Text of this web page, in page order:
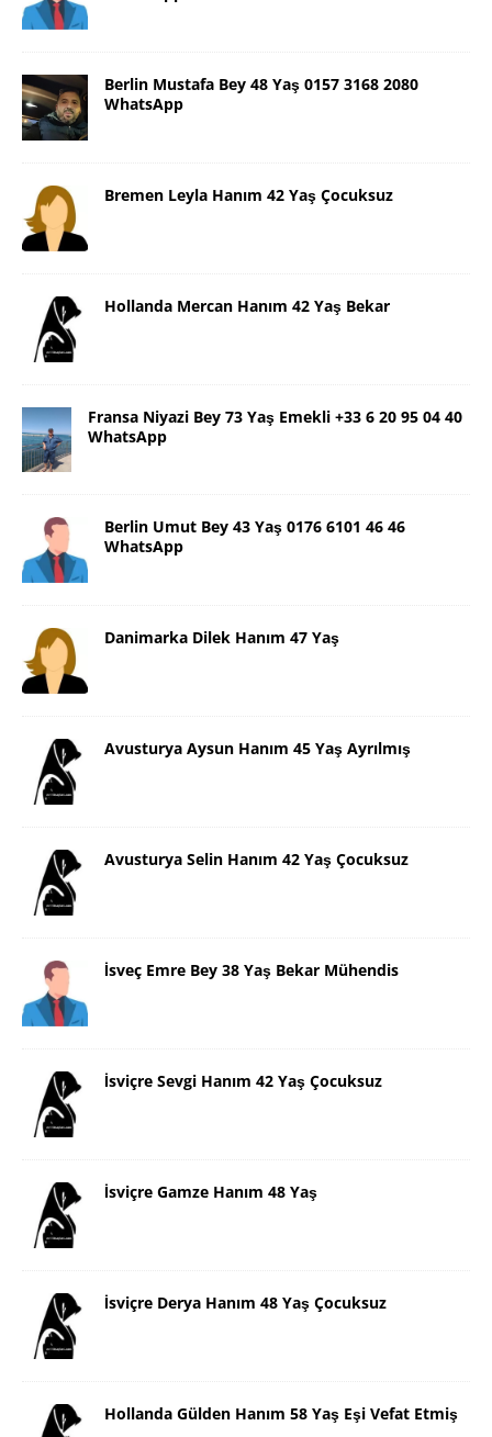
Berlin Mustafa Bey 48 Yaş 0157 3168 2080
WhatsApp
Bremen Leyla Hanım 42 Yaş Çocuksuz
Hollanda Mercan Hanım 42 Yaş Bekar
Fransa Niyazi Bey 73 Yaş Emekli +33 6 20 95 04 40
WhatsApp
Berlin Umut Bey 43 Yaş 0176 6101 46 46
WhatsApp
Danimarka Dilek Hanım 47 Yaş
Avusturya Aysun Hanım 45 Yaş Ayrılmış
Avusturya Selin Hanım 42 Yaş Çocuksuz
İsveç Emre Bey 38 Yaş Bekar Mühendis
İsviçre Sevgi Hanım 42 Yaş Çocuksuz
İsviçre Gamze Hanım 48 Yaş
İsviçre Derya Hanım 48 Yaş Çocuksuz
Hollanda Gülden Hanım 58 Yaş Eşi Vefat Etmiş